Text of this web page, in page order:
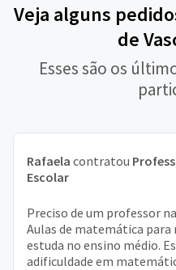
Veja alguns
de
Esses são os
Rafaela contratou
Escolar
Preciso de um professor
Aulas de matemática para
estuda no ensino médio.
adificuldade em